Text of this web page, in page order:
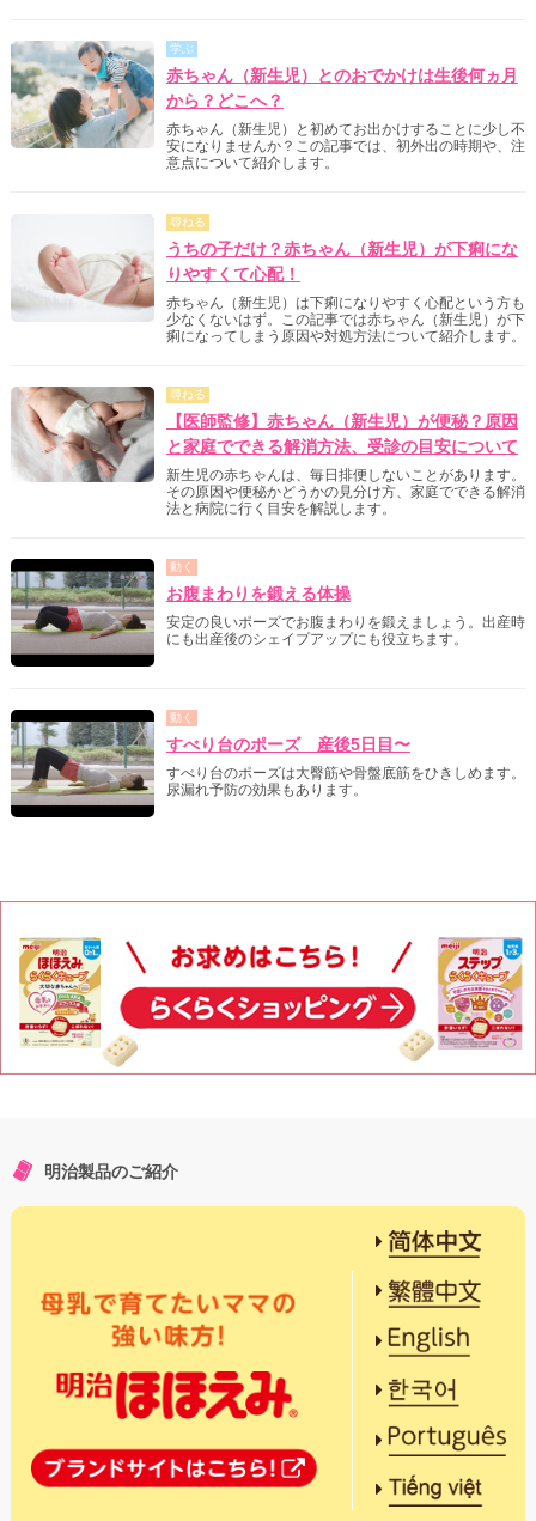
学ぶ
赤ちゃん（新生児）とのおでかけは生後何ヵ月
から？どこへ？
赤ちゃん（新生児）と初めてお出かけすることに少し不
安になりませんか？この記事では、初外出の時期や、注
意点について紹介します。
尋ねる
うちの子だけ？赤ちゃん（新生児）が下痢にな
りやすくて心配！
赤ちゃん（新生児）は下痢になりやすく心配という方も
少なくないはず。この記事では赤ちゃん（新生児）が下
痢になってしまう原因や対処方法について紹介します。
尋ねる
【医師監修】赤ちゃん（新生児）が便秘？原因
と家庭でできる解消方法、受診の目安について
新生児の赤ちゃんは、毎日排便しないことがあります。
その原因や便秘かどうかの見分け方、家庭でできる解消
法と病院に行く目安を解説します。
動く
お腹まわりを鍛える体操
安定の良いポーズでお腹まわりを鍛えましょう。出産時
にも出産後のシェイプアップにも役立ちます。
動く
すべり台のポーズ 産後5日目〜
すべり台のポーズは大臀筋や骨盤底筋をひきしめます。
尿漏れ予防の効果もあります。
明治製品のご紹介